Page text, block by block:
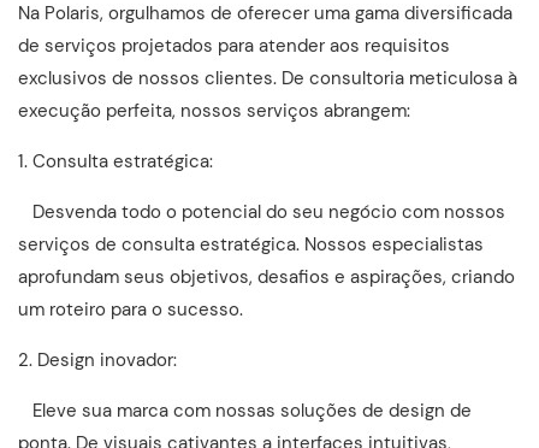
Na Polaris, orgulhamos de oferecer uma gama diversificada
de serviços projetados para atender aos requisitos
exclusivos de nossos clientes. De consultoria meticulosa à
execução perfeita, nossos serviços abrangem:
1. Consulta estratégica:
Desvenda todo o potencial do seu negócio com nossos
serviços de consulta estratégica. Nossos especialistas
aprofundam seus objetivos, desafios e aspirações, criando
um roteiro para o sucesso.
2. Design inovador:
Eleve sua marca com nossas soluções de design de